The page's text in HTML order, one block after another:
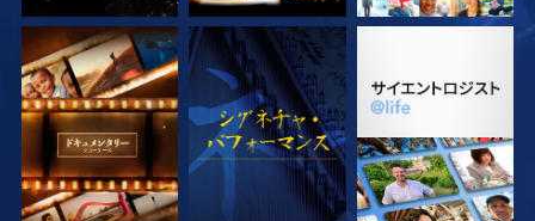
シリーズを探求 観る シリーズを探求